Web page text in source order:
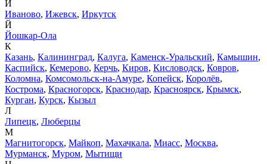
И
Иваново, Ижевск, Иркутск
Й
Йошкар-Ола
К
Казань, Калининград, Калуга, Каменск-Уральский, Камышин,
Каспийск, Кемерово, Керчь, Киров, Кисловодск, Ковров,
Коломна, Комсомольск-на-Амуре, Копейск, Королёв,
Кострома, Красногорск, Краснодар, Красноярск, Крымск,
Курган, Курск, Кызыл
Л
Липецк, Люберцы
М
Магнитогорск, Майкоп, Махачкала, Миасс, Москва,
Мурманск, Муром, Мытищи